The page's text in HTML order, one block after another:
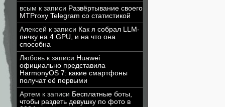
всым к записи Развёртывание своего
MTProxy Telegram со статистикой
Алексей к записи Как я собрал LLM-
печку на 4 GPU, и на что она
способна
Любовь к записи Huawei
официально представила
HarmonyOS 7: какие смартфоны
получат её первыми
Артем к записи Бесплатные боты,
чтобы раздеть девушку по фото в